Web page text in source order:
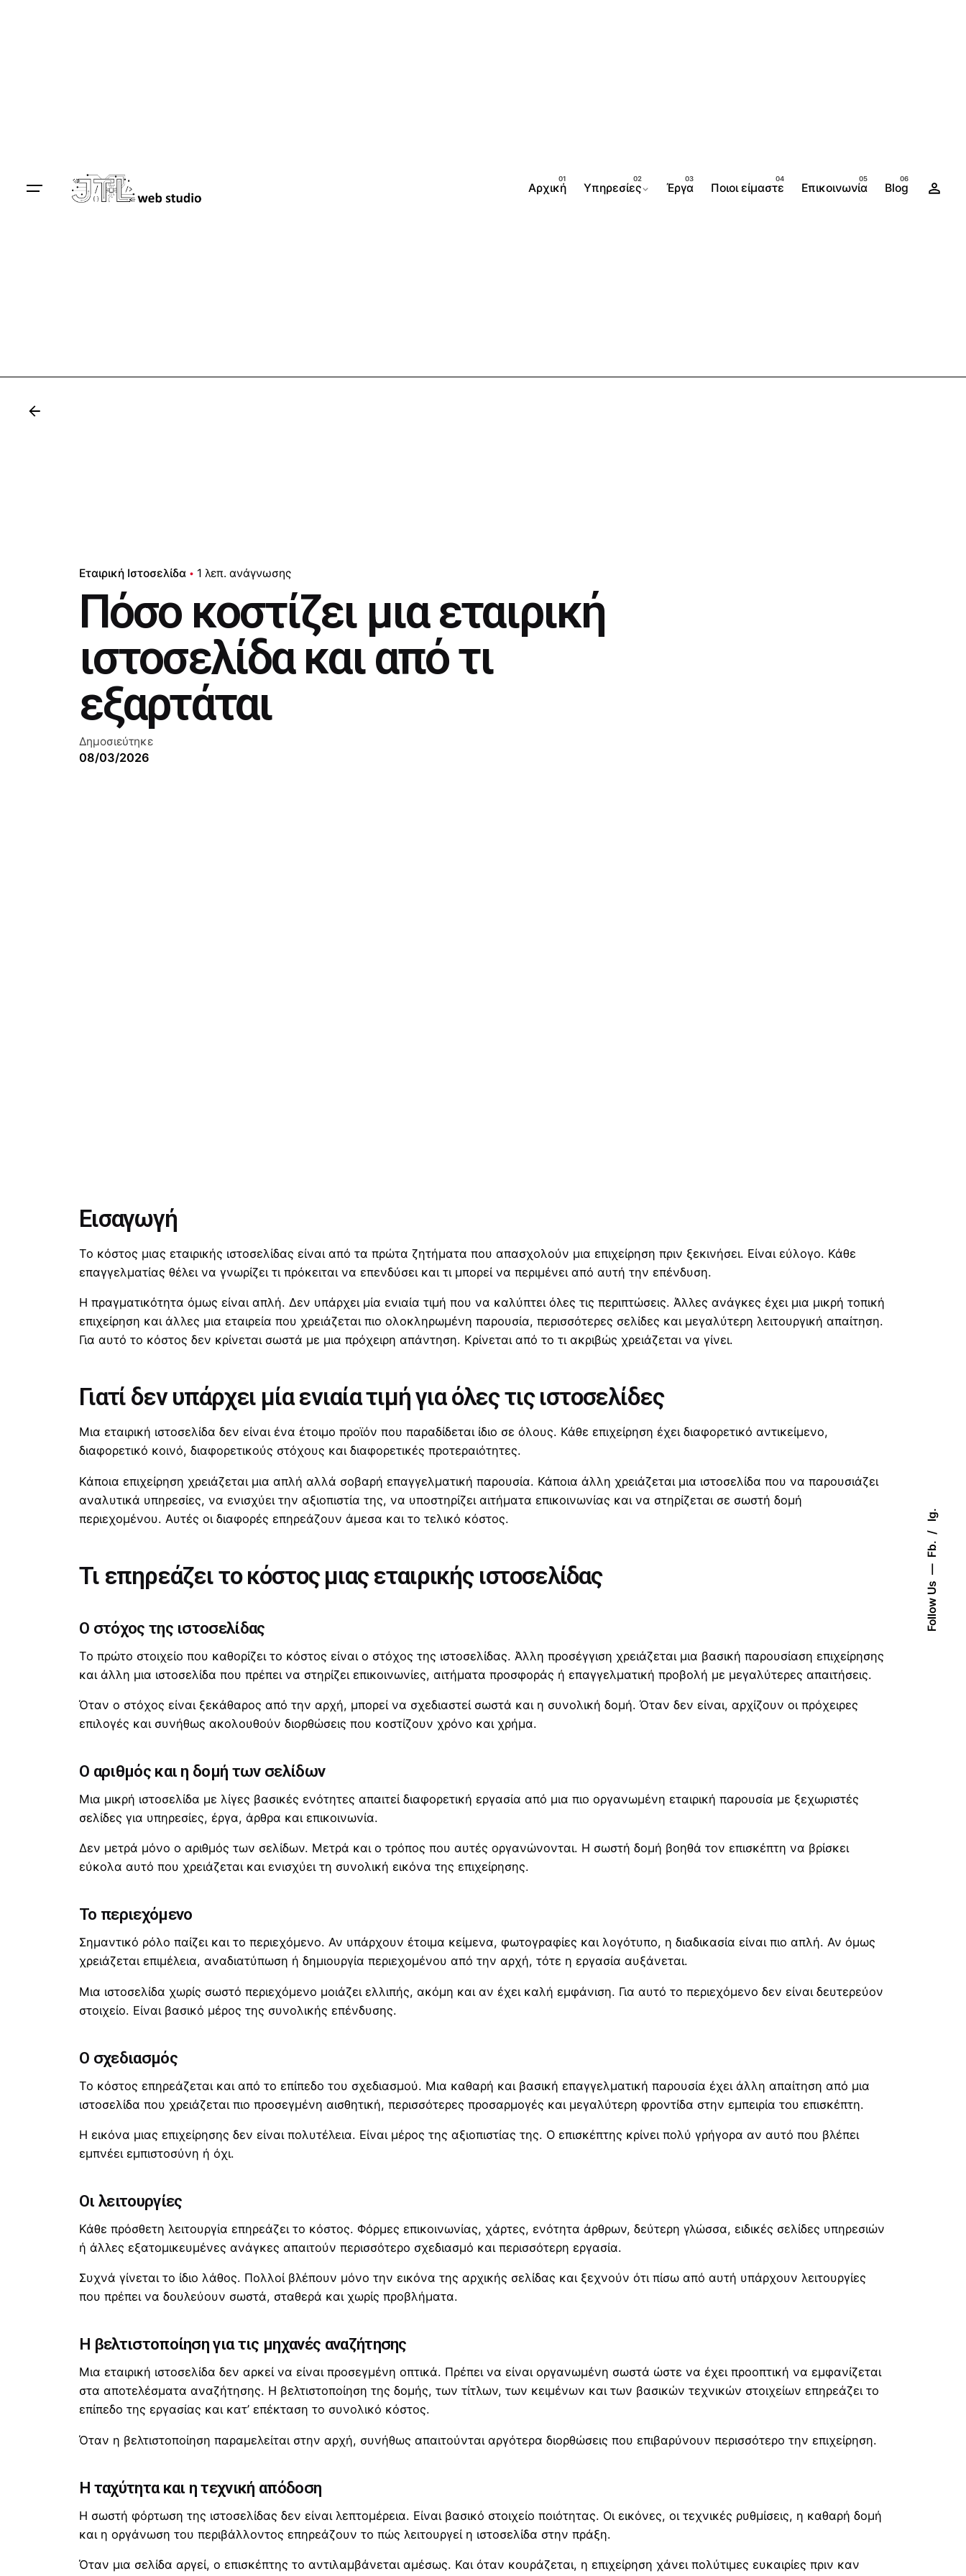
Follow Us
Fb.
Ig.
Αρχική Υπηρεσίες Έργα Ποιοι είμαστε Επικοινωνία Blog
Εταιρική Ιστοσελίδα 1 λεπ. ανάγνωσης
Πόσο κοστίζει μια εταιρική
ιστοσελίδα και από τι
εξαρτάται
Δημοσιεύτηκε
08/03/2026
Εισαγωγή
Το κόστος μιας εταιρικής ιστοσελίδας είναι από τα πρώτα ζητήματα που απασχολούν μια επιχείρηση πριν ξεκινήσει. Είναι εύλογο. Κάθε
επαγγελματίας θέλει να γνωρίζει τι πρόκειται να επενδύσει και τι μπορεί να περιμένει από αυτή την επένδυση.
Η πραγματικότητα όμως είναι απλή. Δεν υπάρχει μία ενιαία τιμή που να καλύπτει όλες τις περιπτώσεις. Άλλες ανάγκες έχει μια μικρή τοπική
επιχείρηση και άλλες μια εταιρεία που χρειάζεται πιο ολοκληρωμένη παρουσία, περισσότερες σελίδες και μεγαλύτερη λειτουργική απαίτηση.
Για αυτό το κόστος δεν κρίνεται σωστά με μια πρόχειρη απάντηση. Κρίνεται από το τι ακριβώς χρειάζεται να γίνει.
Γιατί δεν υπάρχει μία ενιαία τιμή για όλες τις ιστοσελίδες
Μια εταιρική ιστοσελίδα δεν είναι ένα έτοιμο προϊόν που παραδίδεται ίδιο σε όλους. Κάθε επιχείρηση έχει διαφορετικό αντικείμενο,
διαφορετικό κοινό, διαφορετικούς στόχους και διαφορετικές προτεραιότητες.
Κάποια επιχείρηση χρειάζεται μια απλή αλλά σοβαρή επαγγελματική παρουσία. Κάποια άλλη χρειάζεται μια ιστοσελίδα που να παρουσιάζει
αναλυτικά υπηρεσίες, να ενισχύει την αξιοπιστία της, να υποστηρίζει αιτήματα επικοινωνίας και να στηρίζεται σε σωστή δομή
περιεχομένου. Αυτές οι διαφορές επηρεάζουν άμεσα και το τελικό κόστος.
Τι επηρεάζει το κόστος μιας εταιρικής ιστοσελίδας
Ο στόχος της ιστοσελίδας
Το πρώτο στοιχείο που καθορίζει το κόστος είναι ο στόχος της ιστοσελίδας. Άλλη προσέγγιση χρειάζεται μια βασική παρουσίαση επιχείρησης
και άλλη μια ιστοσελίδα που πρέπει να στηρίζει επικοινωνίες, αιτήματα προσφοράς ή επαγγελματική προβολή με μεγαλύτερες απαιτήσεις.
Όταν ο στόχος είναι ξεκάθαρος από την αρχή, μπορεί να σχεδιαστεί σωστά και η συνολική δομή. Όταν δεν είναι, αρχίζουν οι πρόχειρες
επιλογές και συνήθως ακολουθούν διορθώσεις που κοστίζουν χρόνο και χρήμα.
Ο αριθμός και η δομή των σελίδων
Μια μικρή ιστοσελίδα με λίγες βασικές ενότητες απαιτεί διαφορετική εργασία από μια πιο οργανωμένη εταιρική παρουσία με ξεχωριστές
σελίδες για υπηρεσίες, έργα, άρθρα και επικοινωνία.
Δεν μετρά μόνο ο αριθμός των σελίδων. Μετρά και ο τρόπος που αυτές οργανώνονται. Η σωστή δομή βοηθά τον επισκέπτη να βρίσκει
εύκολα αυτό που χρειάζεται και ενισχύει τη συνολική εικόνα της επιχείρησης.
Το περιεχόμενο
Σημαντικό ρόλο παίζει και το περιεχόμενο. Αν υπάρχουν έτοιμα κείμενα, φωτογραφίες και λογότυπο, η διαδικασία είναι πιο απλή. Αν όμως
χρειάζεται επιμέλεια, αναδιατύπωση ή δημιουργία περιεχομένου από την αρχή, τότε η εργασία αυξάνεται.
Μια ιστοσελίδα χωρίς σωστό περιεχόμενο μοιάζει ελλιπής, ακόμη και αν έχει καλή εμφάνιση. Για αυτό το περιεχόμενο δεν είναι δευτερεύον
στοιχείο. Είναι βασικό μέρος της συνολικής επένδυσης.
Ο σχεδιασμός
Το κόστος επηρεάζεται και από το επίπεδο του σχεδιασμού. Μια καθαρή και βασική επαγγελματική παρουσία έχει άλλη απαίτηση από μια
ιστοσελίδα που χρειάζεται πιο προσεγμένη αισθητική, περισσότερες προσαρμογές και μεγαλύτερη φροντίδα στην εμπειρία του επισκέπτη.
Η εικόνα μιας επιχείρησης δεν είναι πολυτέλεια. Είναι μέρος της αξιοπιστίας της. Ο επισκέπτης κρίνει πολύ γρήγορα αν αυτό που βλέπει
εμπνέει εμπιστοσύνη ή όχι.
Οι λειτουργίες
Κάθε πρόσθετη λειτουργία επηρεάζει το κόστος. Φόρμες επικοινωνίας, χάρτες, ενότητα άρθρων, δεύτερη γλώσσα, ειδικές σελίδες υπηρεσιών
ή άλλες εξατομικευμένες ανάγκες απαιτούν περισσότερο σχεδιασμό και περισσότερη εργασία.
Συχνά γίνεται το ίδιο λάθος. Πολλοί βλέπουν μόνο την εικόνα της αρχικής σελίδας και ξεχνούν ότι πίσω από αυτή υπάρχουν λειτουργίες
που πρέπει να δουλεύουν σωστά, σταθερά και χωρίς προβλήματα.
Η βελτιστοποίηση για τις μηχανές αναζήτησης
Μια εταιρική ιστοσελίδα δεν αρκεί να είναι προσεγμένη οπτικά. Πρέπει να είναι οργανωμένη σωστά ώστε να έχει προοπτική να εμφανίζεται
στα αποτελέσματα αναζήτησης. Η βελτιστοποίηση της δομής, των τίτλων, των κειμένων και των βασικών τεχνικών στοιχείων επηρεάζει το
επίπεδο της εργασίας και κατ’ επέκταση το συνολικό κόστος.
Όταν η βελτιστοποίηση παραμελείται στην αρχή, συνήθως απαιτούνται αργότερα διορθώσεις που επιβαρύνουν περισσότερο την επιχείρηση.
Η ταχύτητα και η τεχνική απόδοση
Η σωστή φόρτωση της ιστοσελίδας δεν είναι λεπτομέρεια. Είναι βασικό στοιχείο ποιότητας. Οι εικόνες, οι τεχνικές ρυθμίσεις, η καθαρή δομή
και η οργάνωση του περιβάλλοντος επηρεάζουν το πώς λειτουργεί η ιστοσελίδα στην πράξη.
Όταν μια σελίδα αργεί, ο επισκέπτης το αντιλαμβάνεται αμέσως. Και όταν κουράζεται, η επιχείρηση χάνει πολύτιμες ευκαιρίες πριν καν